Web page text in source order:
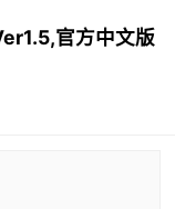
官方中文版